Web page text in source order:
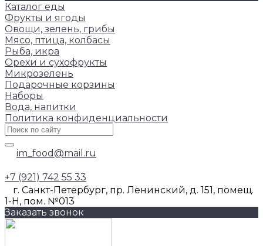
Каталог еды
Фрукты и ягоды
Овощи, зелень, грибы
Мясо, птица, колбасы
Рыба, икра
Орехи и сухофрукты
Микрозелень
Подарочные корзины
Наборы
Вода, напитки
Политика конфиденциальности
im_food@mail.ru
+7 (921) 742 55 33
г. Санкт-Петербург, пр. Ленинский, д. 151, помещ.
1-Н, пом. №013
Заказать звонок